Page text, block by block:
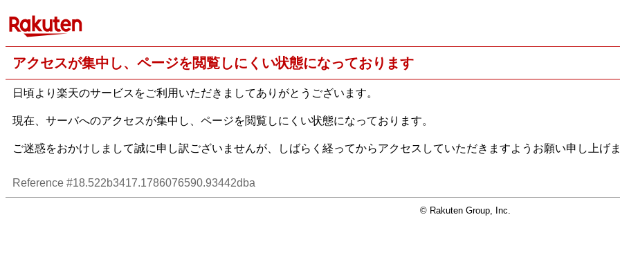
アクセスが集中し、ページを閲覧しにくい状態になっております
日頃より楽天のサービスをご利用いただきましてありがとうございます。
現在、サーバへのアクセスが集中し、ページを閲覧しにくい状態になっております。
ご迷惑をおかけしまして誠に申し訳ございませんが、しばらく経ってからアクセスしていただきますようお願い申し上げ
Reference #18.522b3417.1786076590.93442dba
© Rakuten Group, Inc.